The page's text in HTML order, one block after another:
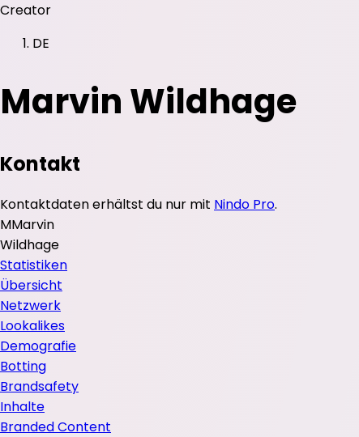
Creator
DE
Marvin Wildhage
Kontakt
Kontaktdaten erhältst du nur mit Nindo Pro.
MMarvin
Wildhage
Statistiken
Übersicht
Netzwerk
Lookalikes
Demografie
Botting
Brandsafety
Inhalte
Branded Content